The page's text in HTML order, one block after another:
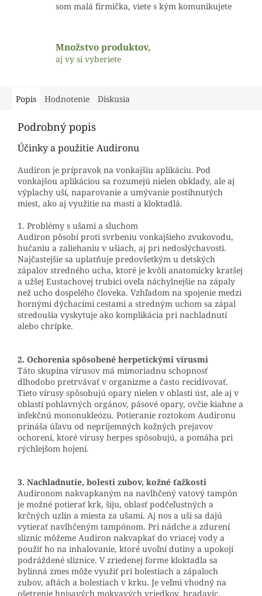
som malá firmička, viete s kým komunikujete
Množstvo produktov,
aj vy si vyberiete
Popis Hodnotenie Diskusia
Podrobný popis
Účinky a použitie Audironu
Audiron je prípravok na vonkajšiu aplikáciu. Pod
vonkajšou aplikáciou sa rozumejú nielen obklady, ale aj
výplachy uší, naparovanie a umývanie postihnutých
miest, ako aj využitie na masti a kloktadlá.
1. Problémy s ušami a sluchom
Audiron pôsobí proti svrbeniu vonkajšieho zvukovodu,
hučaniu a zaliehaniu v ušiach, aj pri nedoslýchavosti.
Najčastejšie sa uplatňuje predovšetkým u detských
zápalov stredného ucha, ktoré je kvôli anatomicky kratšej
a užšej Eustachovej trubici oveľa náchylnejšie na zápaly
než ucho dospelého človeka. Vzhľadom na spojenie medzi
hornými dýchacími cestami a stredným uchom sa zápal
stredoušia vyskytuje ako komplikácia pri nachladnutí
alebo chrípke.
2. Ochorenia spôsobené herpetickými vírusmi
Táto skupina vírusov má mimoriadnu schopnosť
dlhodobo pretrvávať v organizme a často recidivovať.
Tieto vírusy spôsobujú opary nielen v oblasti úst, ale aj v
oblasti pohlavných orgánov, pásové opary, ovčie kiahne a
infekčnú mononukleózu. Potieranie roztokom Audironu
prináša úľavu od nepríjemných kožných prejavov
ochorení, ktoré vírusy herpes spôsobujú, a pomáha pri
rýchlejšom hojení.
3. Nachladnutie, bolesti zubov, kožné ťažkosti
Audironom nakvapkaným na navlhčený vatový tampón
je možné potierať krk, šiju, oblasť podčeľustných a
krčných uzlín a miesta za ušami. Aj nos a uši sa dajú
vytierať navlhčeným tampónom. Pri nádche a zdurení
slizníc môžeme Audiron nakvapkať do vriacej vody a
použiť ho na inhalovanie, ktoré uvoľní dutiny a upokojí
podráždené sliznice. V zriedenej forme kloktadla sa
bylinná zmes môže využiť pri bolestiach a zápaloch
zubov, aftách a bolestiach v krku. Je veľmi vhodný na
ošetrenie hnisavých mokvavých vriedkov, bradavíc,